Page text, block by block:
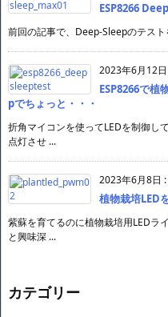
ESP8266
前回の記事で、Deep-Sleepのテス
2023年6月12日
ESP8266で植
pでちょっと・・・
折角マイコンを使ってLEDを制御し
点灯させ ...
2023年6月8日 :
植物栽培LED
紫蘇を育てるのに植物栽培用LEDラ
と興味深 ...
カテゴリー